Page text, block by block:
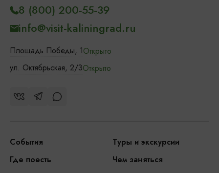
Площадь Победы, 1Открыто
ул. Октябрьская, 2/3Открыто
8 (800) 200-55-39
info@visit-kaliningrad.ru
События
Туры и экскурсии
Где поесть
Чем заняться